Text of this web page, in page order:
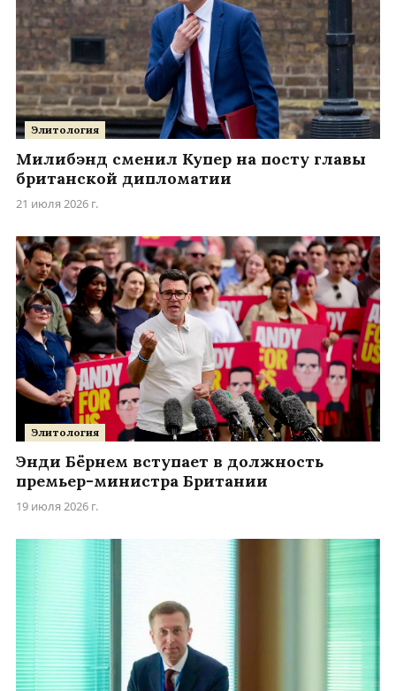
Элитология
Милибэнд сменил Купер на посту главы
британской дипломатии
21 июля 2026 г.
Элитология
Энди Бёрнем вступает в должность
премьер-министра Британии
19 июля 2026 г.